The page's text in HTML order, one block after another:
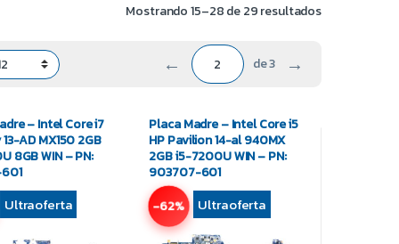
Mostrando 15–28 de 29 resultados
← de 3 →
– Intel Core i7
AD MX150 2GB
8GB WIN – PN:
Ultraoferta
Placa Madre – Intel Core i5
HP Pavilion 14-al 940MX
2GB i5-7200U WIN – PN:
903707-601
-62% Ultraoferta